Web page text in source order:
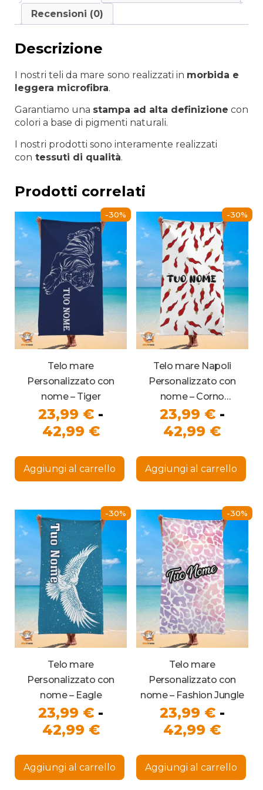
Recensioni (0)
Descrizione
I nostri teli da mare sono realizzati in morbida e
leggera microfibra.
Garantiamo una stampa ad alta definizione con
colori a base di pigmenti naturali.
I nostri prodotti sono interamente realizzati
con tessuti di qualità.
Prodotti correlati
-30%
Telo mare
Personalizzato con
nome – Tiger
23,99 € -
42,99 €Fascia
prezzo:
da
a
42,99 €
Aggiungi al carrello
prodotto
Le
opzioni
possono
scelte
nella
pagina
del
prodotto
-30%
Telo mare Napoli
Personalizzato con
nome – Corno
portafortuna
23,99 € -
42,99 €
da
a
Aggiungi al carrello
Le
del
-30%
Telo mare
Personalizzato con
nome – Eagle
23,99 € -
42,99 €Fascia
prezzo:
da
Aggiungi al carrello
prodotto
-30%
Telo mare
Personalizzato con
nome – Fashion Jungle
23,99 € -
42,99 €
da
Aggiungi al carrello